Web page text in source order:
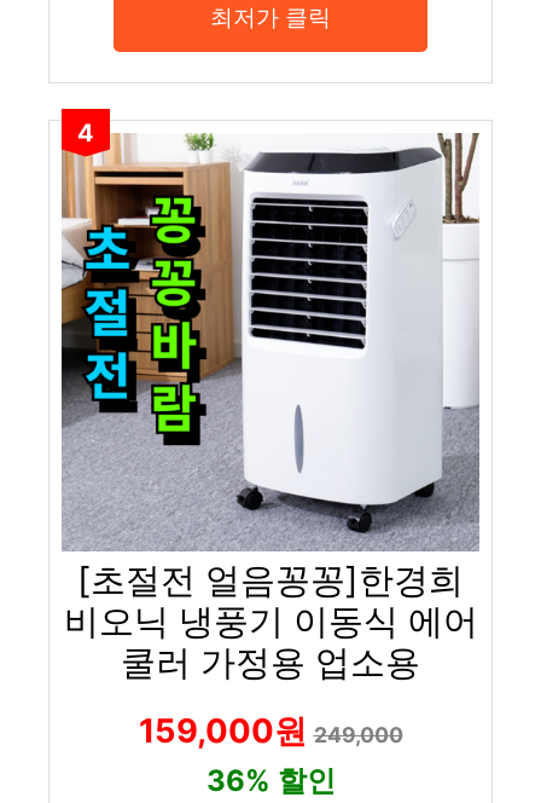
최저가 클릭
4
[초절전 얼음꽁꽁]한경희
비오닉 냉풍기 이동식 에어
쿨러 가정용 업소용
159,000원249,000
36% 할인